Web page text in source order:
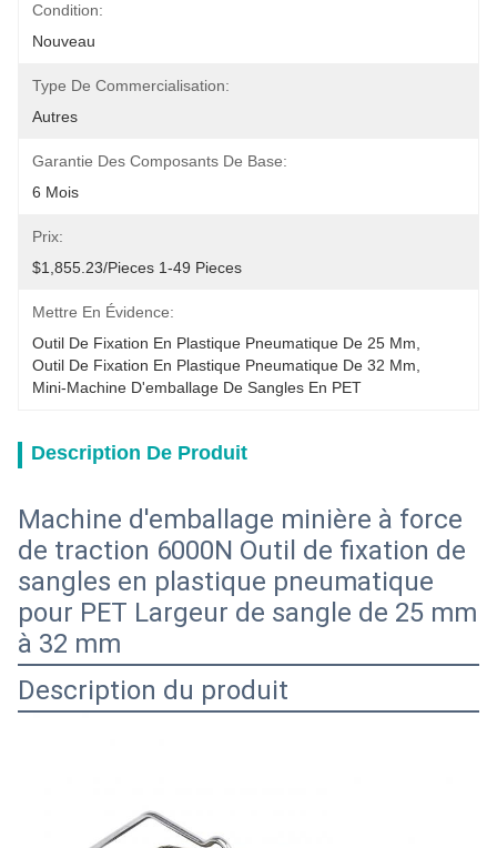
Condition:
Nouveau
Type De Commercialisation:
Autres
Garantie Des Composants De Base:
6 Mois
Prix:
$1,855.23/pieces 1-49 Pieces
Mettre En Évidence:
Outil De Fixation En Plastique Pneumatique De 25 Mm
Outil De Fixation En Plastique Pneumatique De 32 Mm
Mini-Machine D'emballage De Sangles En PET
Description De Produit
Machine d'emballage minière à force
de traction 6000N Outil de fixation de
sangles en plastique pneumatique
pour PET Largeur de sangle de 25 mm
à 32 mm
Description du produit